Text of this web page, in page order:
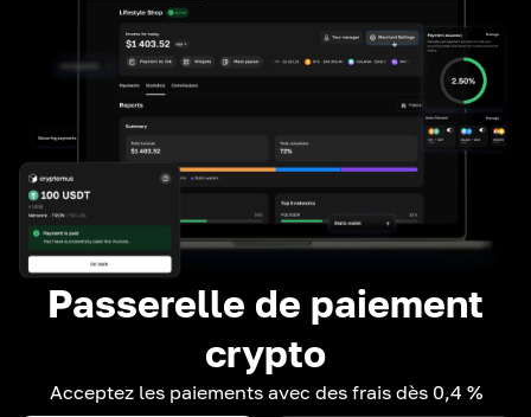
Passerelle de paiement
crypto
Acceptez les paiements avec des frais dès 0,4 %